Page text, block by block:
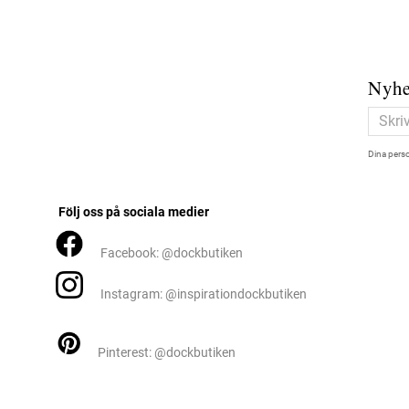
Dina
Följ oss på sociala medier
Facebook: @dockbutiken
Instagram: @inspirationdockbutiken
Pinterest: @dockbutiken